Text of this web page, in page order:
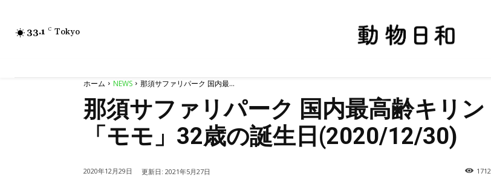
33.1 C Tokyo
ホーム NEWS 那須サファリパーク 国内最...
那須サファリパーク 国内最高齢キリン
「モモ」32歳の誕生日(2020/12/30)
2020年12月29日 更新日: 2021年5月27日 1712